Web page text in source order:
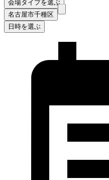
会場タイプを選ぶ
名古屋市千種区
日時を選ぶ